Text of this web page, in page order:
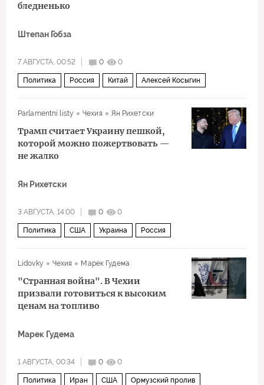
бледненько
Штепан Гобза
7 АВГУСТА, 00:52 0 0
Политика Россия Китай Алексей Косыгин
Parlamentní listy
Чехия Ян Рихетски
Трамп считает Украину пешкой,
которой можно пожертвовать —
не жалко
Ян Рихетски
3 АВГУСТА, 14:00 0 0
Политика США Украина Россия
Lidovky Чехия Марек Гудема
"Странная война". В Чехии
призвали готовиться к высоким
ценам на топливо
Марек Гудема
1 АВГУСТА, 00:34 0 0
Политика Иран США Ормузский пролив